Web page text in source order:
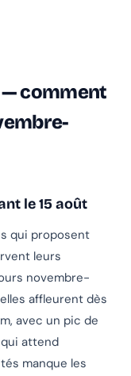
— comment
le 15 août
qui proposent
leurs
novembre-
affleurent dès
avec un pic de
attend
manque les